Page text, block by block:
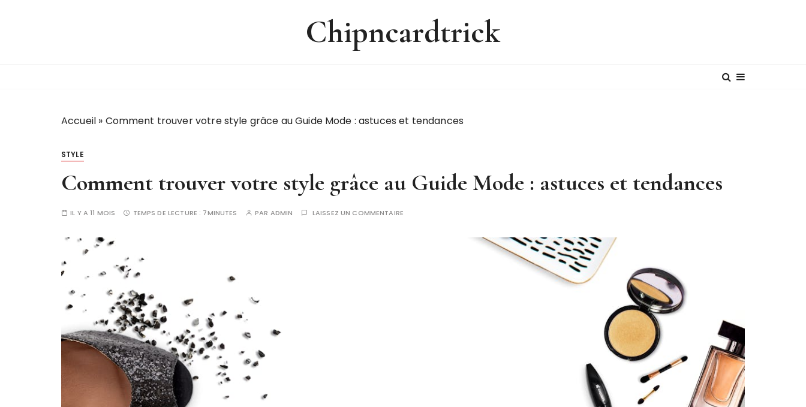
Chipncardtrick
Accueil » Comment trouver votre style grâce au Guide Mode : astuces et tendances
STYLE
Comment trouver votre style grâce au Guide Mode : astuces et tendances
IL Y A 11 MOIS TEMPS DE LECTURE : 7MINUTES PAR ADMIN LAISSEZ UN COMMENTAIRE